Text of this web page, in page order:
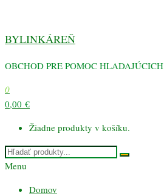
obsah
BYLINKÁREŇ
OBCHOD PRE POMOC HLADAJÚCICH
0
0,00 €
Žiadne produkty v košíku.
Menu
Domov